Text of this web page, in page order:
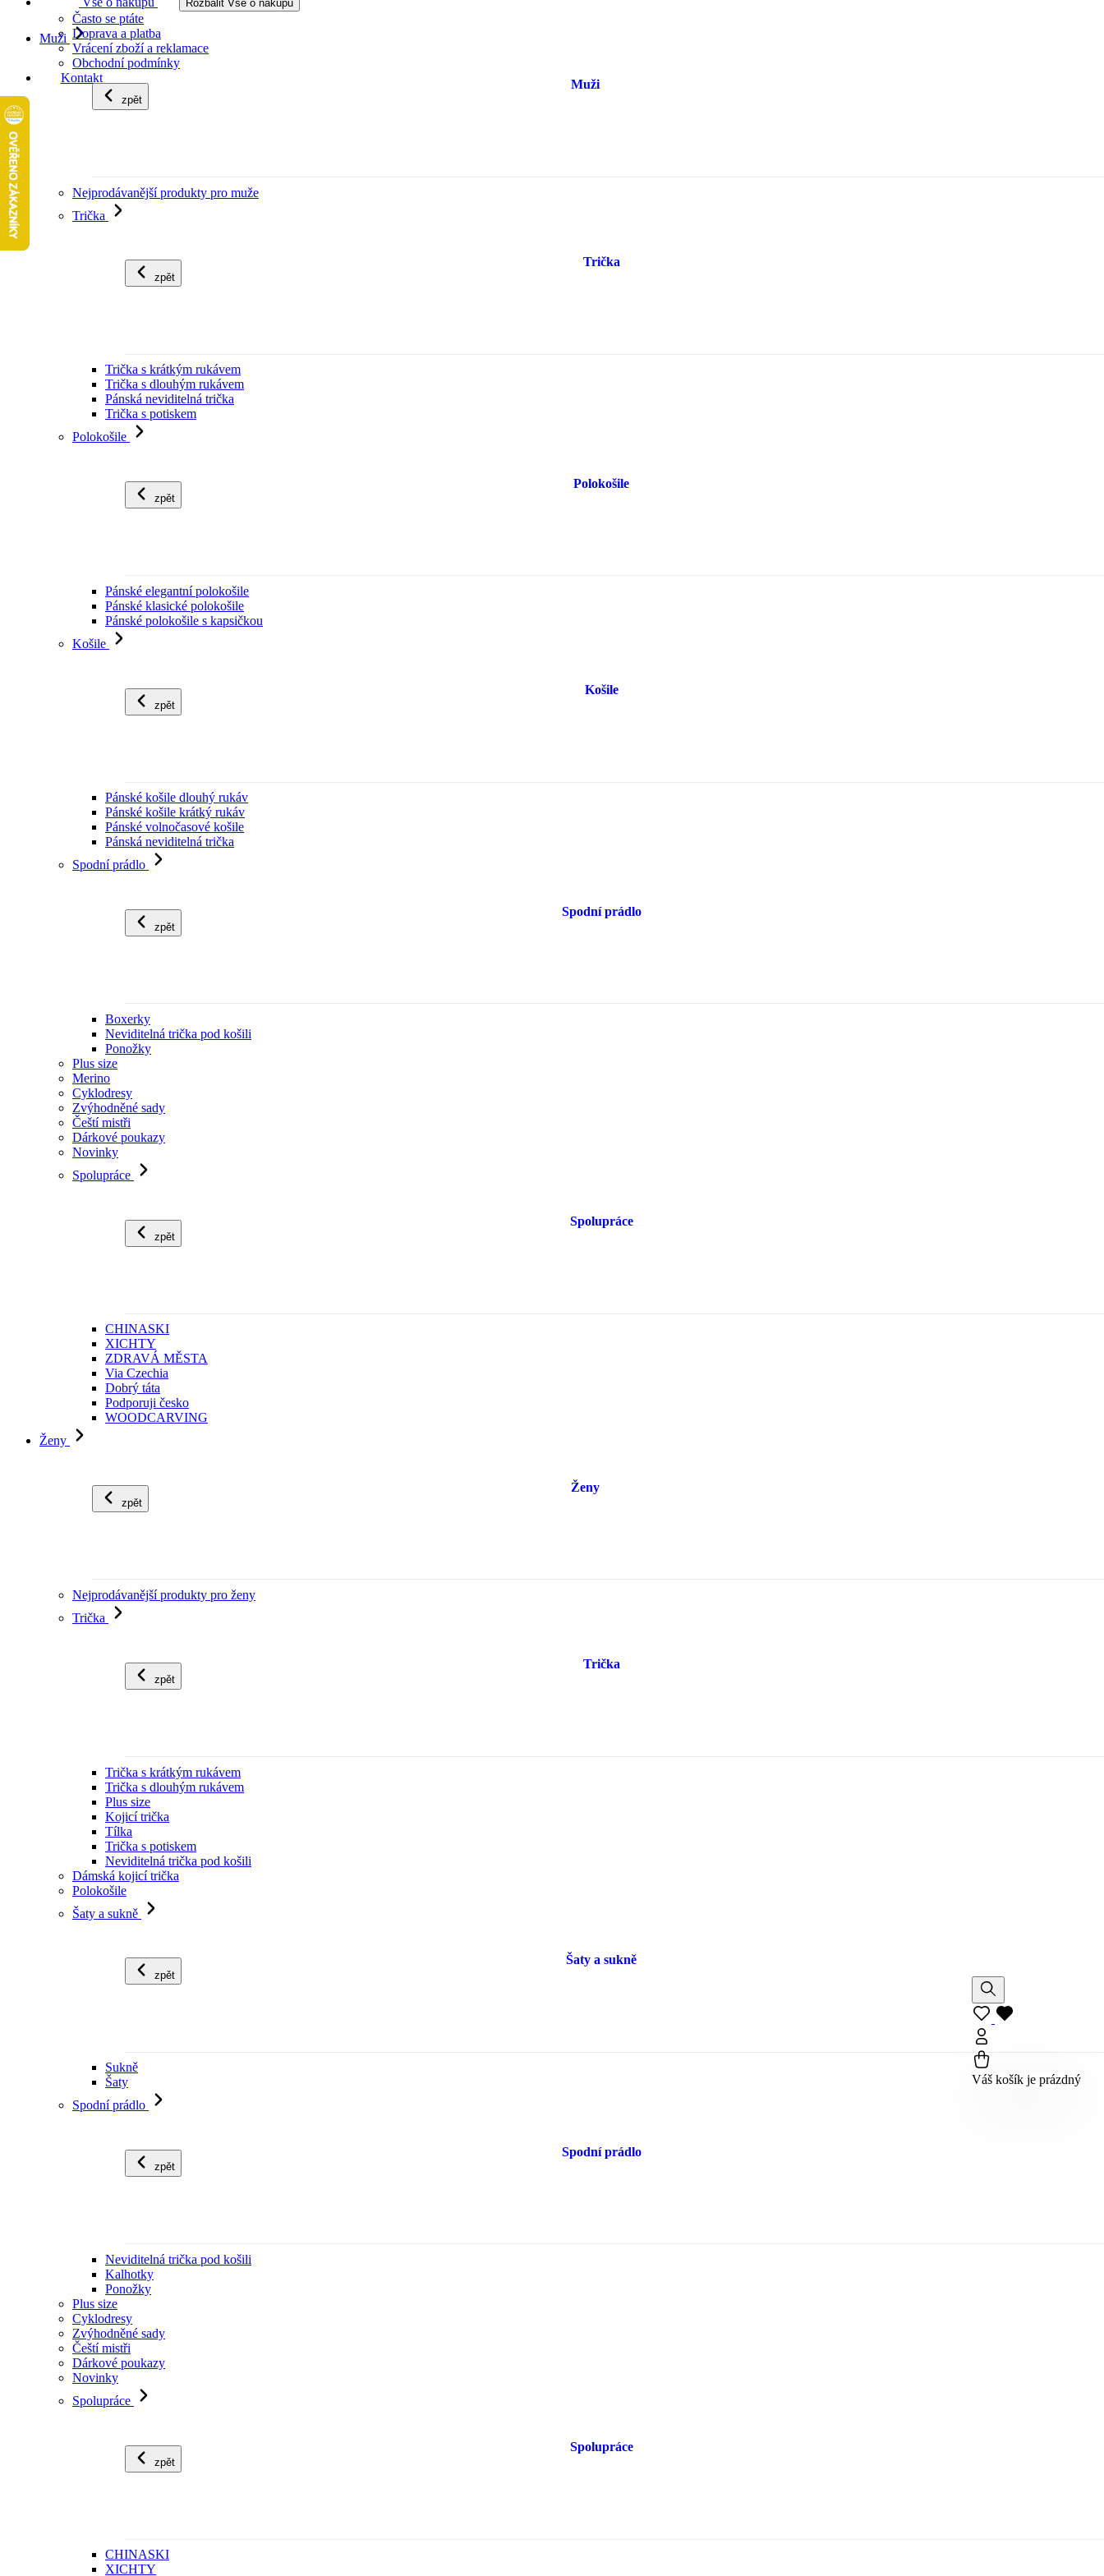
Rozbalit Vše o nákupu
Často se ptáte
Doprava a platba
Vrácení zboží a reklamace
Obchodní podmínky
Kontakt
Muži
zpět
Muži
Nejprodávanější produkty pro muže
Trička
zpět
Trička
Trička s krátkým rukávem
Trička s dlouhým rukávem
Pánská neviditelná trička
Trička s potiskem
Polokošile
zpět
Polokošile
Pánské elegantní polokošile
Pánské klasické polokošile
Pánské polokošile s kapsičkou
Košile
zpět
Košile
Pánské košile dlouhý rukáv
Pánské košile krátký rukáv
Pánské volnočasové košile
Pánská neviditelná trička
Spodní prádlo
zpět
Spodní prádlo
Boxerky
Neviditelná trička pod košili
Ponožky
Plus size
Merino
Cyklodresy
Zvýhodněné sady
Čeští mistři
Dárkové poukazy
Novinky
Spolupráce
zpět
Spolupráce
CHINASKI
XICHTY
ZDRAVÁ MĚSTA
Via Czechia
Dobrý táta
Podporuji česko
WOODCARVING
Ženy
zpět
Ženy
Nejprodávanější produkty pro ženy
Trička
zpět
Trička
Trička s krátkým rukávem
Trička s dlouhým rukávem
Plus size
Kojicí trička
Tílka
Trička s potiskem
Neviditelná trička pod košili
Dámská kojicí trička
Polokošile
Šaty a sukně
zpět
Šaty a sukně
Sukně
Šaty
Spodní prádlo
zpět
Spodní prádlo
Neviditelná trička pod košili
Kalhotky
Ponožky
Plus size
Cyklodresy
Zvýhodněné sady
Čeští mistři
Dárkové poukazy
Novinky
Spolupráce
zpět
Spolupráce
CHINASKI
XICHTY
Váš košík je prázdný